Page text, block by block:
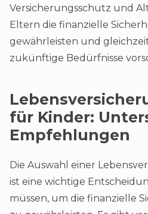
Versicherungsschutz und
Eltern die finanzielle
gewährleisten und
zukünftige Bedürfnisse
für Kinder:
Empfehlungen
Die Auswahl einer
ist eine wichtige
müssen, um die finanzielle